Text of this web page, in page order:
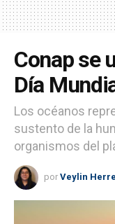
Conap se
Día
Los océanos
sustento de la
organismos del
por Veylin